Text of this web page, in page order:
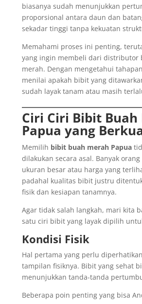
biasanya sudah menunjukkan
proporsional antara daun dan
sekadar tinggi tanpa kekuatan
Memahami proses ini penting,
yang ingin membeli dari distributor
merah. Dengan mengetahui
menilai apakah bibit yang
sudah layak tanam atau masih
Ciri Ciri Bibit Buah
Papua yang
Memilih bibit buah merah Papua
dilakukan secara asal. Banyak
ukuran besar atau harga yang
padahal kualitas bibit justru
fisik dan kesiapan tanamnya.
Agar tidak salah langkah, mari kita
satu ciri bibit yang layak dipilih
Kondisi Fisik
Hal pertama yang perlu
tampilan fisiknya. Bibit yang sehat
menunjukkan tanda-tanda
Beberapa poin penting yang bisa